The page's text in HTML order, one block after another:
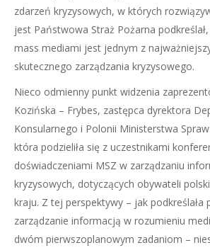
zdarzeń kryzysowych, w których
jest Państwowa Straż Pożarna
mass mediami jest jednym z
skutecznego zarządzania kryzysowego.
Nieco odmienny punkt widzenia
Kozińska – Frybes, zastępca dyrektora
Konsularnego i Polonii Ministerstwa
która podzieliła się z uczestnikami
doświadczeniami MSZ w zarządzaniu
kryzysowych, dotyczących obywateli
kraju. Z tej perspektywy – jak podkreślała
zarządzanie informacją w rozumieniu
dwóm pierwszoplanowym zadaniom –